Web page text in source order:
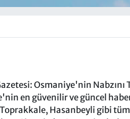
Osmaniye'nin
en güvenilir ve güncel
Hasanbeyli gibi